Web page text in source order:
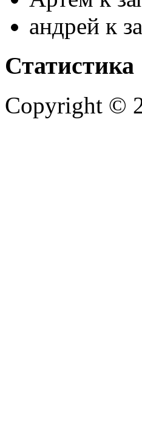
андрей к
Статистика
Copyright ©